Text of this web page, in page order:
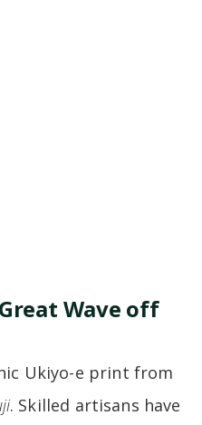
Wave off
Ukiyo-e print from
. Skilled artisans have